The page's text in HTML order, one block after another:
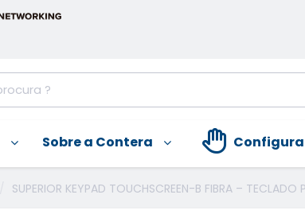
Sobre a Contera
SUPERIOR KEYPAD TOUCHSCREEN-B FIBRA – TECLADO